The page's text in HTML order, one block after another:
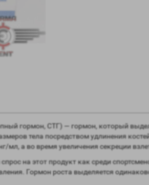
гормон, СТГ) — гормон, который
тела посредством удлинения
мл, а во время увеличения секреции
на этот продукт как среди
Гормон роста выделяется